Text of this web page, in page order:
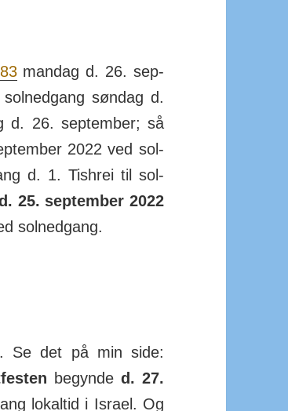
mandag d. 26. sep­
søndag d.
d. 26. sep­tember; så
2022 ved sol­
d. 1. Tishrei til sol­
25. sep­tember 2022
sol­ned­gang.
Se det på min side:
begynde d. 27.
lokal­tid i Israel. Og